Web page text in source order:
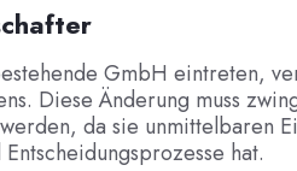
GmbH eintreten,
Diese Änderung muss
da sie unmittelbaren
hat.